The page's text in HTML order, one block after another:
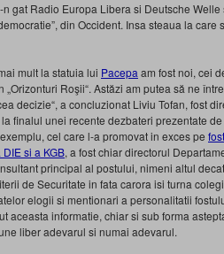
gat Radio Europa Libera si Deutsche
din Occident. Insa steaua la
mult la statuia lui Pacepa am fost noi, cei
Roşii“. Astăzi am putea să ne
decizie“, a concluzionat Liviu Tofan, fost
finalul unei recente dezbateri prezentate de
cel care l-a promovat in exces pe
si a KGB, a fost chiar directorul
principal al postului, nimeni altul
de Securitate in fata carora isi turna
elogii si mentionari a personalitatii
aceasta informatie, chiar si sub forma
liber adevarul si numai adevarul.